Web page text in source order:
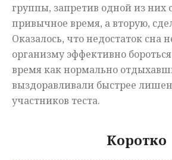
группы, запретив одной из них
привычное время, а вторую,
Оказалось, что недостаток сна
организму эффективно
время как нормально
выздоравливали быстрее
участников теста.
Коротко